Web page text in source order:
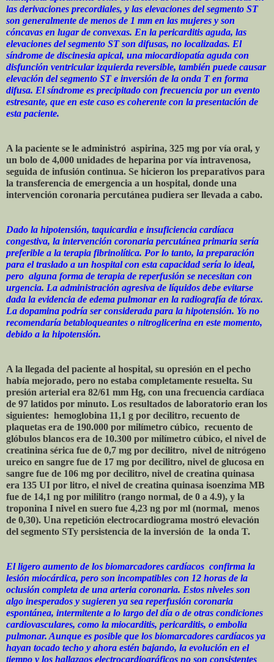
las derivaciones precordiales, y las elevaciones del segmento ST
son generalmente de menos de 1 mm en las mujeres y son
cóncavas en lugar de convexas. En la pericarditis aguda, las
elevaciones del segmento ST son difusas, no localizadas. El
síndrome de discinesia apical, una miocardiopatía aguda con
disfunción ventricular izquierda reversible, también puede causar
elevación del segmento ST e inversión de la onda T en forma
difusa. El síndrome es precipitado con frecuencia por un evento
estresante, que en este caso es coherente con la presentación de
esta paciente.
A la paciente se le administró aspirina, 325 mg por vía oral, y
un bolo de 4,000 unidades de heparina por vía intravenosa,
seguida de infusión continua. Se hicieron los preparativos para
la transferencia de emergencia a un hospital, donde una
intervención coronaria percutánea pudiera ser llevada a cabo.
Dado la hipotensión, taquicardia e insuficiencia cardíaca
congestiva, la intervención coronaria percutánea primaria sería
preferible a la terapia fibrinolítica. Por lo tanto, la preparación
para el traslado a un hospital con esta capacidad sería lo ideal,
pero alguna forma de terapia de reperfusión se necesitan con
urgencia. La administración agresiva de líquidos debe evitarse
dada la evidencia de edema pulmonar en la radiografía de tórax.
La dopamina podría ser considerada para la hipotensión. Yo no
recomendaría betabloqueantes o nitroglicerina en este momento,
debido a la hipotensión.
A la llegada del paciente al hospital, su opresión en el pecho
había mejorado, pero no estaba completamente resuelta. Su
presión arterial era 82/61 mm Hg, con una frecuencia cardíaca
de 97 latidos por minuto. Los resultados de laboratorio eran los
siguientes: hemoglobina 11,1 g por decilitro, recuento de
plaquetas era de 190.000 por milímetro cúbico, recuento de
glóbulos blancos era de 10.300 por milímetro cúbico, el nivel de
creatinina sérica fue de 0,7 mg por decilitro, nivel de nitrógeno
ureico en sangre fue de 17 mg por decilitro, nivel de glucosa en
sangre fue de 106 mg por decilitro, nivel de creatina quinasa
era 135 UI por litro, el nivel de creatina quinasa isoenzima MB
fue de 14,1 ng por mililitro (rango normal, de 0 a 4.9), y la
troponina I nivel en suero fue 4,23 ng por ml (normal, menos
de 0,30). Una repetición electrocardiograma mostró elevación
del segmento STy persistencia de la inversión de la onda T.
El ligero aumento de los biomarcadores cardíacos confirma la
lesión miocárdica, pero son incompatibles con 12 horas de la
oclusión completa de una arteria coronaria. Estos niveles son
algo inesperados y sugieren ya sea reperfusión coronaria
espontánea, intermitente a lo largo del día o de otras condiciones
cardiovasculares, como la miocarditis, pericarditis, o embolia
pulmonar. Aunque es posible que los biomarcadores cardíacos ya
hayan tocado techo y ahora estén bajando, la evolución en el
tiempo y los hallazgos electrocardiográficos no son consistentes